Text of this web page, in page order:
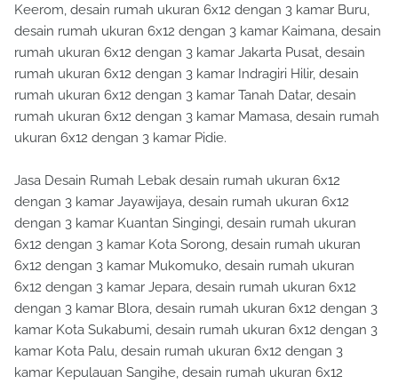
Keerom, desain rumah ukuran 6x12 dengan 3 kamar Buru,
desain rumah ukuran 6x12 dengan 3 kamar Kaimana, desain
rumah ukuran 6x12 dengan 3 kamar Jakarta Pusat, desain
rumah ukuran 6x12 dengan 3 kamar Indragiri Hilir, desain
rumah ukuran 6x12 dengan 3 kamar Tanah Datar, desain
rumah ukuran 6x12 dengan 3 kamar Mamasa, desain rumah
ukuran 6x12 dengan 3 kamar Pidie.
Jasa Desain Rumah Lebak desain rumah ukuran 6x12
dengan 3 kamar Jayawijaya, desain rumah ukuran 6x12
dengan 3 kamar Kuantan Singingi, desain rumah ukuran
6x12 dengan 3 kamar Kota Sorong, desain rumah ukuran
6x12 dengan 3 kamar Mukomuko, desain rumah ukuran
6x12 dengan 3 kamar Jepara, desain rumah ukuran 6x12
dengan 3 kamar Blora, desain rumah ukuran 6x12 dengan 3
kamar Kota Sukabumi, desain rumah ukuran 6x12 dengan 3
kamar Kota Palu, desain rumah ukuran 6x12 dengan 3
kamar Kepulauan Sangihe, desain rumah ukuran 6x12